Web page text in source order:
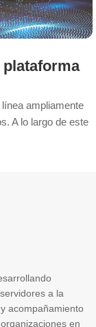
ampliamente
A lo largo de este
a la
acompañamiento
en